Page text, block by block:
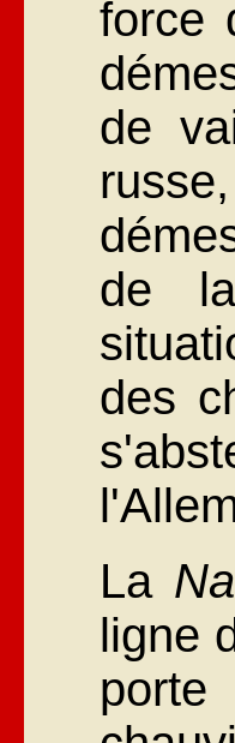
force
de
de
des
La N
ligne